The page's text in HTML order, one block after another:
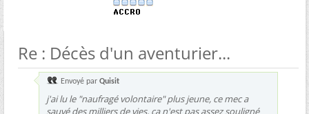
Re : Décès d'un aventurier...
Envoyé par Quisit
j'ai lu le "naufragé volontaire" plus jeune, ce mec a
sauvé des milliers de vies, ça n'est pas assez souligné